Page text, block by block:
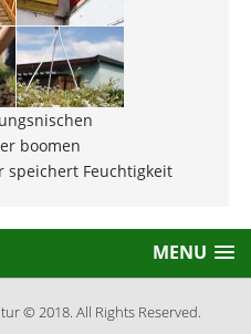
MENU
© 2018. All Rights Reserved.